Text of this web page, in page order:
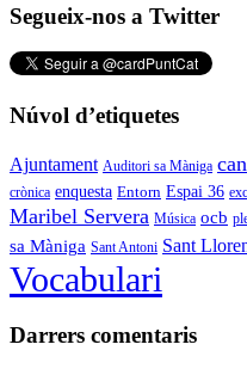
Segueix-nos a Twitter
Núvol d’etiquetes
Ajuntament Auditori sa Màniga
crònica enquesta Entorn Espai 36
Maribel Servera Música ocb
sa Màniga Sant Antoni Sant
Vocabulari
Darrers comentaris